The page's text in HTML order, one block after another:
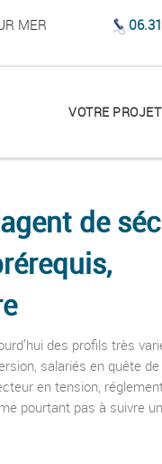
MER
VOTRE PROJET
de
des profils très
salariés en quête
en tension,
pourtant pas à suivre